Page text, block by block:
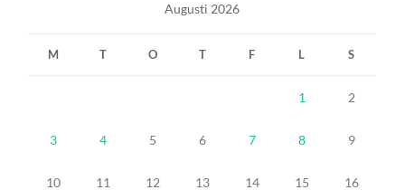
Augusti 2026
M T O T F L S
1 2
3 4 5 6 7 8 9
10 11 12 13 14 15 16